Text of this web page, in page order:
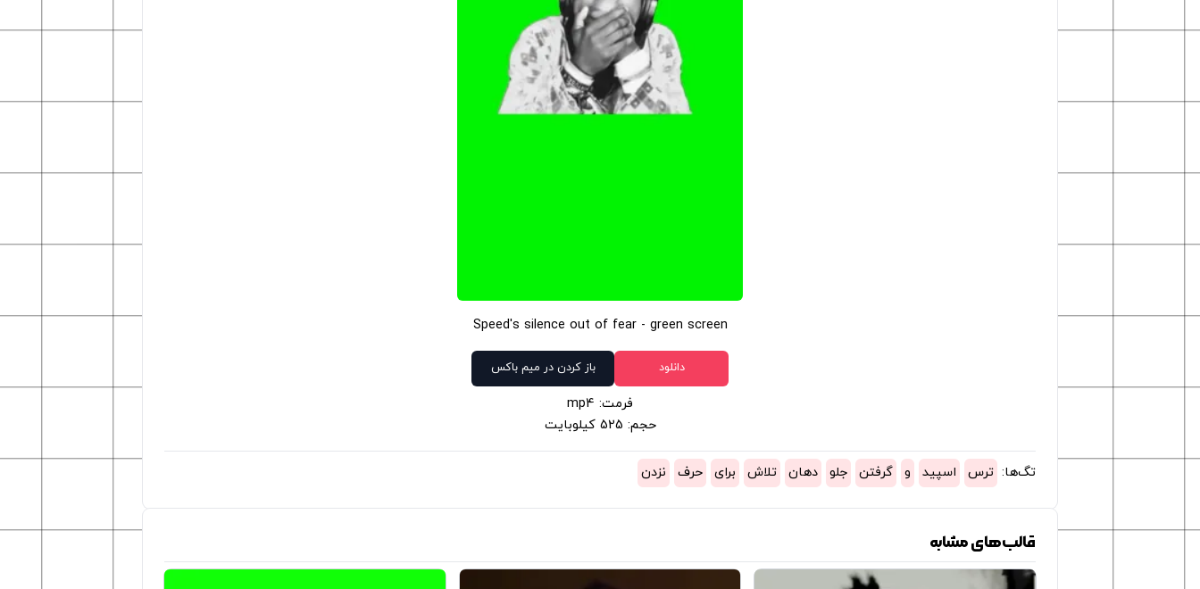
Speed's silence out of fear - green screen
دانلود باز کردن در میم باکس
فرمت: mp4
حجم: 525 کیلوبایت
تگ‌ها: ترس اسپید و گرفتن جلو دهان تلاش برای حرف نزدن
قالب‌های مشابه